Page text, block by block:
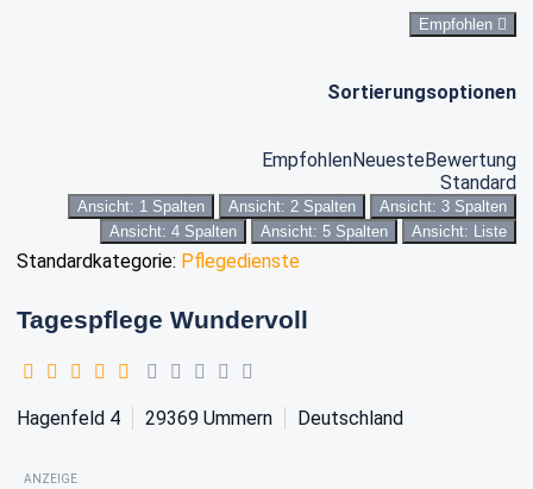
Empfohlen
Sortierungsoptionen
EmpfohlenNeuesteBewertung
Standard
Ansicht: 1 Spalten Ansicht: 2 Spalten
Ansicht: 3 Spalten
Ansicht: 4 Spalten
Ansicht: 5 Spalten Ansicht: Liste
Standardkategorie: Pflegedienste
Tagespflege Wundervoll
Hagenfeld 4 29369 Ummern Deutschland
ANZEIGE